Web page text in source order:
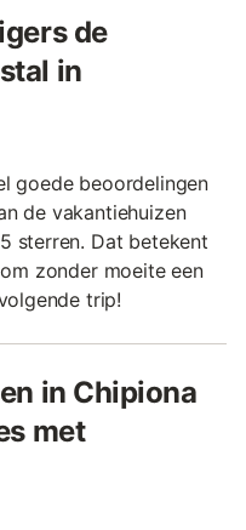
de
in
goede beoordelingen
de vakantiehuizen
sterren. Dat betekent
zonder moeite een
trip!
in Chipiona
met